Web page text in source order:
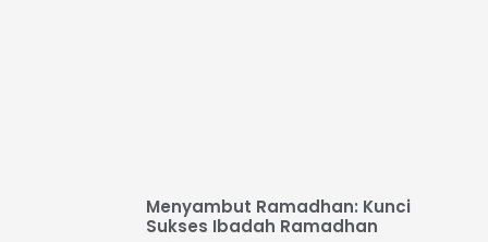
Menyambut Ramadhan: Kunci
Sukses Ibadah Ramadhan